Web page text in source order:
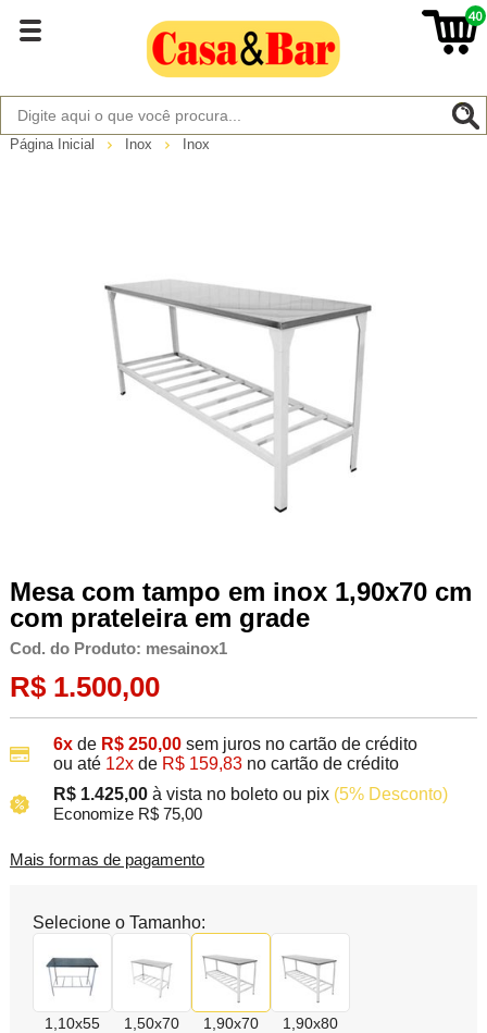
40
Página Inicial Inox Inox
Mesa com tampo em inox 1,90x70 cm
com prateleira em grade
Cod. do Produto: mesainox1
R$ 1.500,00
6xde R$ 250,00 sem juros no cartão de crédito
ou até 12xde R$ 159,83no cartão de crédito
R$ 1.425,00 à vista no boleto ou pix (5% Desconto)
Economize R$ 75,00
Mais formas de pagamento
Selecione o Tamanho:
1,10x55 1,50x70 1,90x70 1,90x80